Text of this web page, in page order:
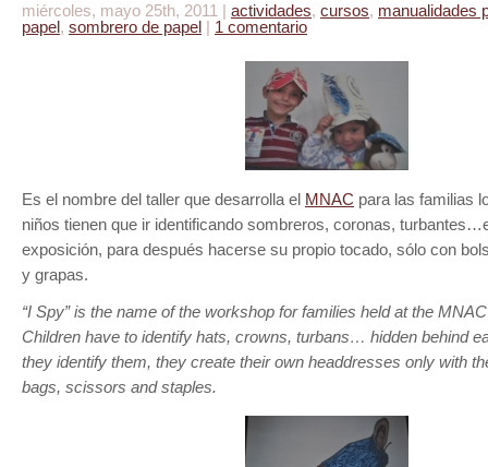
miércoles, mayo 25th, 2011 | actividades, cursos, manualidades
papel, sombrero de papel | 1 comentario
Es el nombre del taller que desarrolla el MNAC para las familias
niños tienen que ir identificando sombreros, coronas,
exposición, para después hacerse su propio tocado, sólo con
y grapas.
“I Spy” is the name of the workshop for families held at the
Children have to identify hats, crowns, turbans… hidden behind
they identify them, they create their own headdresses only with
bags, scissors and staples.